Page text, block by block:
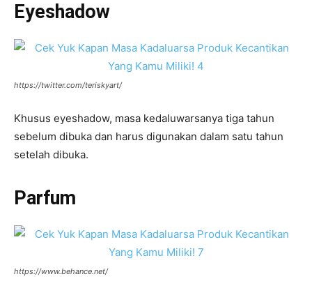
Eyeshadow
https://twitter.com/teriskyart/
Khusus eyeshadow, masa kedaluwarsanya tiga tahun
sebelum dibuka dan harus digunakan dalam satu tahun
setelah dibuka.
Parfum
https://www.behance.net/